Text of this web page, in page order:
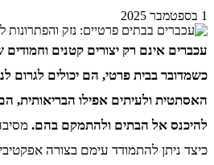
1 בספטמבר 2025
עכברים אינם רק יצורים קטנים וחמודים
כשמדובר בבית פרטי, הם יכולים לגרום
האסתטית ולעיתים אפילו הבריאותית,
להיכנס אל הבתים ולהתמקם בהם.
כיצד ניתן להתמודד עימם בצורה